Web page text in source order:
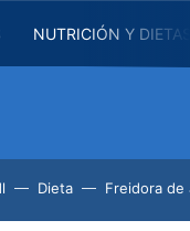
NUTRICIÓN Y
Dieta Freidora de